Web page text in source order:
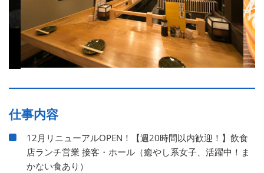
仕事内容
12月リニューアルOPEN！【週20時間以内歓迎！】飲食
店ランチ営業 接客・ホール（癒やし系女子、活躍中！ま
かない食あり）